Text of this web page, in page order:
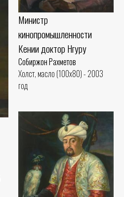
Министр
кинопромышленности
Кении доктор Нгуру
Собиржон Рахметов
Холст, масло (100x80) - 2003
год